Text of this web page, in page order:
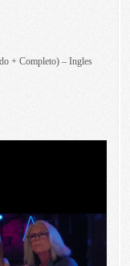
+ Completo) – Ingles